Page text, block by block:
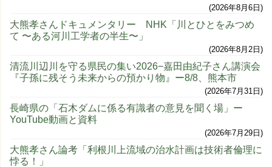
2026年8月6日
大熊孝さんドキュメンタリー NHK「川とひとをみつめ
て 〜ある河川工学者の半生〜」
2026年8月2日
清流川辺川を守る県民の集い2026−嘉田由紀子さん講演会
『子孫に残そう未来からの預かり物』ー8/8、熊本市
2026年7月31日
長崎県の「石木ダムに係る有識者の意見を聞く場」ー
YouTube動画と資料
2026年7月29日
大熊孝さん論考「利根川上流域の治水計画は技術者倫理に
悖る！」